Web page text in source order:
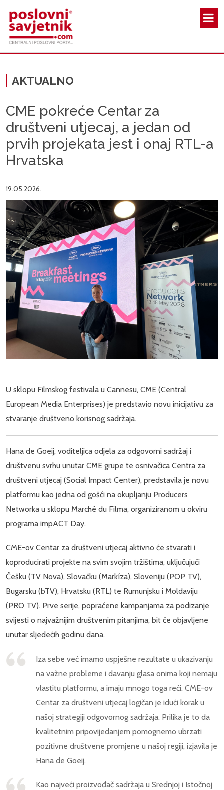
AKTUALNO
CME pokreće Centar za
društveni utjecaj, a jedan od
prvih projekata jest i onaj RTL-a
Hrvatska
19.05.2026.
U sklopu Filmskog festivala u Cannesu, CME (Central
European Media Enterprises) je predstavio novu inicijativu za
stvaranje društveno korisnog sadržaja.
Hana de Goeij, voditeljica odjela za odgovorni sadržaj i
društvenu svrhu unutar CME grupe te osnivačica Centra za
društveni utjecaj (Social Impact Center), predstavila je novu
platformu kao jedna od gošći na okupljanju Producers
Networka u sklopu Marché du Filma, organiziranom u okviru
programa impACT Day.
CME-ov Centar za društveni utjecaj aktivno će stvarati i
koproducirati projekte na svim svojim tržištima, uključujući
Češku (TV Nova), Slovačku (Markíza), Sloveniju (POP TV),
Bugarsku (bTV), Hrvatsku (RTL) te Rumunjsku i Moldaviju
(PRO TV). Prve serije, popraćene kampanjama za podizanje
svijesti o najvažnijim društvenim pitanjima, bit će objavljene
unutar sljedećih godinu dana.
Iza sebe već imamo uspješne rezultate u ukazivanju
na važne probleme i davanju glasa onima koji nemaju
vlastitu platformu, a imaju mnogo toga reći. CME-ov
Centar za društveni utjecaj logičan je idući korak u
našoj strategiji odgovornog sadržaja. Prilika je to da
kvalitetnim pripovijedanjem pomognemo ubrzati
pozitivne društvene promjene u našoj regiji, izjavila je
Hana de Goeij.
Kao najveći proizvođač sadržaja u Srednjoj i Istočnoj